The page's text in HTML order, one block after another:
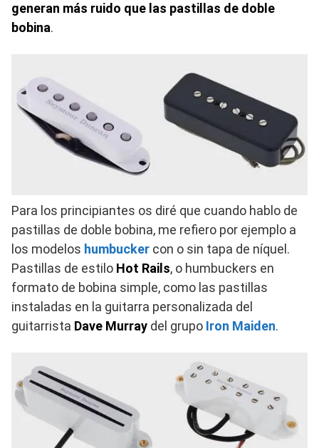
generan más ruido que las pastillas de doble
bobina.
Para los principiantes os diré que cuando hablo de
pastillas de doble bobina, me refiero por ejemplo a
los modelos humbucker con o sin tapa de níquel.
Pastillas de estilo Hot Rails, o humbuckers en
formato de bobina simple, como las pastillas
instaladas en la guitarra personalizada del
guitarrista Dave Murray del grupo Iron Maiden.